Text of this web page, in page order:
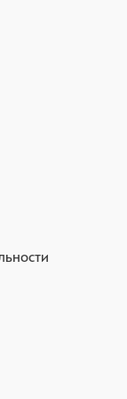
caevisiae)
– 0,5-2 %,
(в
влаги не
0,07%,
caevisiae)
рутин) – до